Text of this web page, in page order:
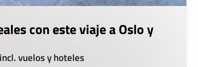
con este viaje a Oslo y
vuelos y hoteles